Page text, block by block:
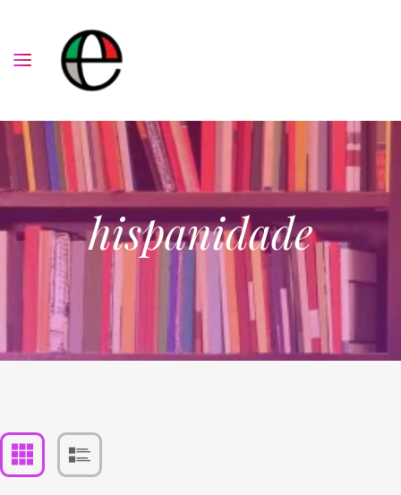
hispanidade